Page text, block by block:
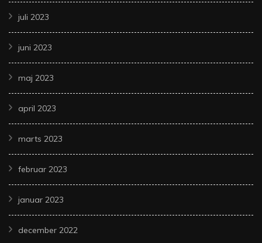
juli 2023
juni 2023
maj 2023
april 2023
marts 2023
februar 2023
januar 2023
december 2022